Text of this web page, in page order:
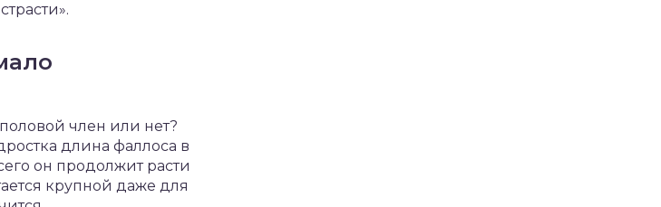
член или нет?
длина фаллоса в
он продолжит расти
крупной даже для